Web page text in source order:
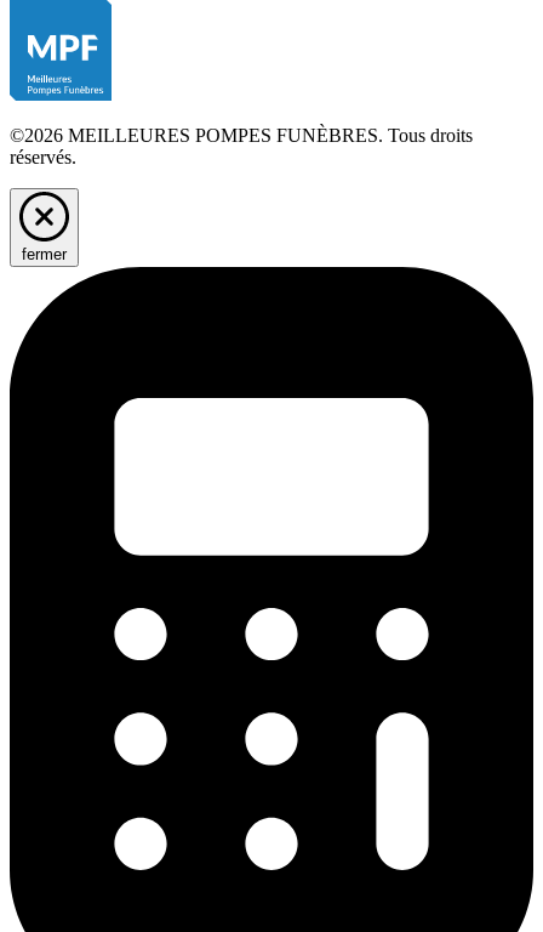
©2026 MEILLEURES POMPES FUNÈBRES. Tous droits
réservés.
fermer